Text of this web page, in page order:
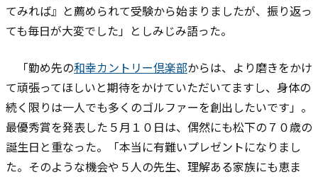
てみれば』と薦められて受験から始まりましたが、振り返っ
ても毎日が大変でした」としみじみ語った。
「勤め先の和幸カントリー倶楽部からは、より磨きをかけ
て頑張ってほしいと期待をかけていただいてますし、身体の
続く限りは一人でも多くのゴルファーを創出したいです」。
最優秀賞を発表した５月１０日は、偶然にも松下の７０歳の
誕生日と重なった。「本当に有難いプレゼントになりまし
た。そのような機会や５人の先生、理解ある家族にも恵ま